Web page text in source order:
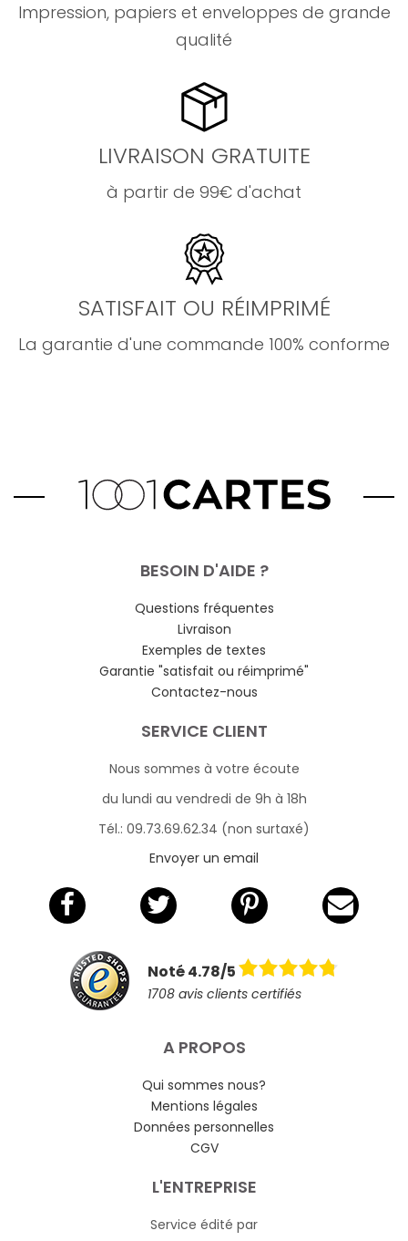
Impression, papiers et enveloppes de grande
qualité
LIVRAISON GRATUITE
à partir de 99€ d'achat
SATISFAIT OU RÉIMPRIMÉ
La garantie d'une commande 100% conforme
BESOIN D'AIDE ?
Questions fréquentes
Livraison
Exemples de textes
Garantie "satisfait ou réimprimé"
Contactez-nous
SERVICE CLIENT
Nous sommes à votre écoute
du lundi au vendredi de 9h à 18h
Tél.: 09.73.69.62.34 (non surtaxé)
Envoyer un email
Noté 4.78/5
1708 avis clients certifiés
A PROPOS
Qui sommes nous?
Mentions légales
Données personnelles
CGV
L'ENTREPRISE
Service édité par